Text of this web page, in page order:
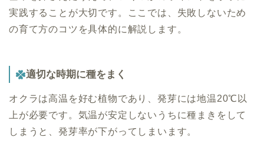
実践することが大切です。ここでは、失敗しないため
の育て方のコツを具体的に解説します。
適切な時期に種をまく
オクラは高温を好む植物であり、発芽には地温20℃以
上が必要です。気温が安定しないうちに種まきをして
しまうと、発芽率が下がってしまいます。